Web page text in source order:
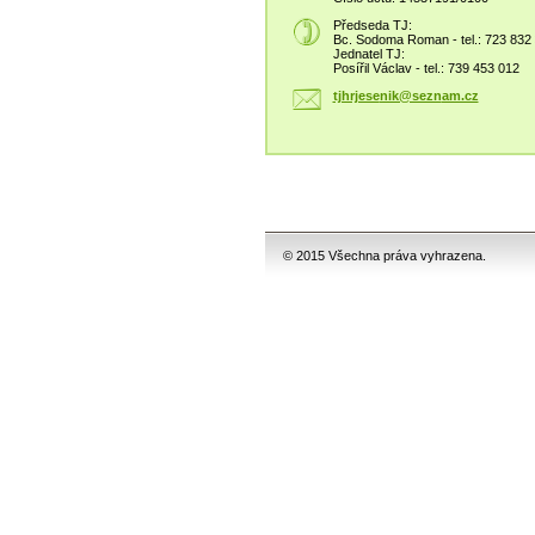
Předseda TJ:
Bc. Sodoma Roman - tel.: 723 832
Jednatel TJ:
Posířil Václav - tel.: 739 453 012
tjhrjesenik@seznam.cz
© 2015 Všechna práva vyhrazena.